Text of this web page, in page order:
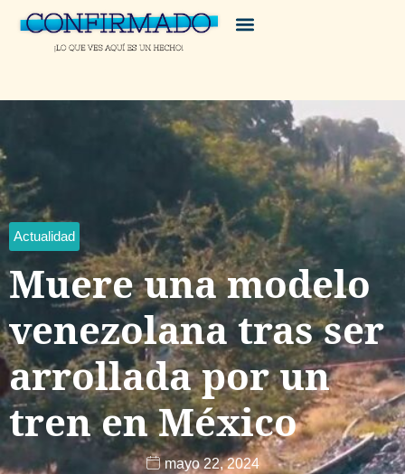
Actualidad
Muere una modelo
venezolana tras ser
arrollada por un
tren en México
mayo 22, 2024